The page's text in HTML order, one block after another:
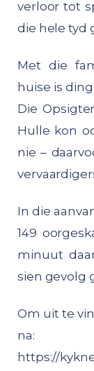
verloor tot
die hele tyd
Met die
huise is
Die
Hulle kon
nie –
In die
149
minuut
sien gevolg
Om uit te
na:
https://